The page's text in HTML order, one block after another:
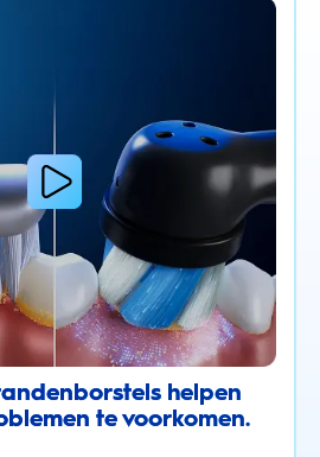
helpen
te voorkomen.